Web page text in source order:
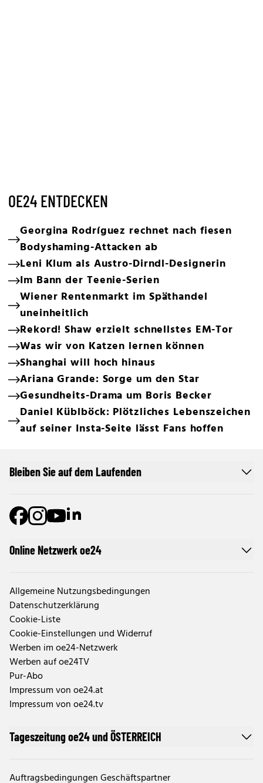
OE24 ENTDECKEN
Georgina Rodríguez rechnet nach fiesen
Bodyshaming-Attacken ab
Leni Klum als Austro-Dirndl-Designerin
Im Bann der Teenie-Serien
Wiener Rentenmarkt im Späthandel
uneinheitlich
Rekord! Shaw erzielt schnellstes EM-Tor
Was wir von Katzen lernen können
Shanghai will hoch hinaus
Ariana Grande: Sorge um den Star
Gesundheits-Drama um Boris Becker
Daniel Küblböck: Plötzliches Lebenszeichen
auf seiner Insta-Seite lässt Fans hoffen
Online Netzwerk oe24
Allgemeine Nutzungsbedingungen
Datenschutzerklärung
Cookie-Liste
Cookie-Einstellungen und Widerruf
Werben im oe24-Netzwerk
Werben auf oe24TV
Pur-Abo
Impressum von oe24.at
Impressum von oe24.tv
Tageszeitung oe24 und ÖSTERREICH
Auftragsbedingungen Geschäftspartner
Bleiben Sie auf dem Laufenden